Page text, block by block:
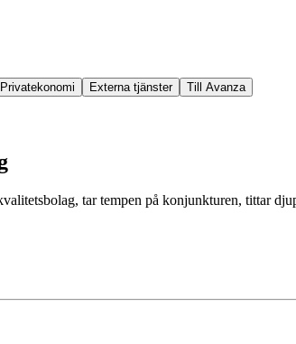
Privatekonomi Externa tjänster
Till Avanza
tar tempen på konjunkturen, tittar